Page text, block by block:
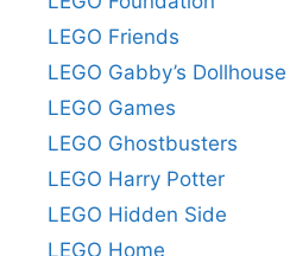
LEGO Friends
LEGO Gabby’s Dollhouse
LEGO Games
LEGO Ghostbusters
LEGO Harry Potter
LEGO Hidden Side
LEGO Home